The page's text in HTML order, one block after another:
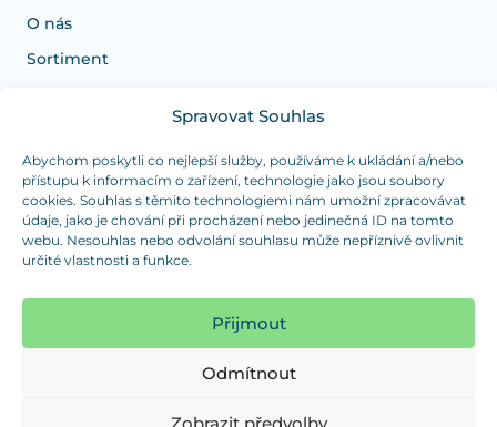
Spravovat Souhlas
Abychom poskytli co nejlepší služby, používáme k ukládání a/nebo
přístupu k informacím o zařízení, technologie jako jsou soubory
cookies. Souhlas s těmito technologiemi nám umožní zpracovávat
údaje, jako je chování při procházení nebo jedinečná ID na tomto
webu. Nesouhlas nebo odvolání souhlasu může nepříznivě ovlivnit
určité vlastnosti a funkce.
Přijmout
Odmítnout
Zobrazit předvolby
O nás
Sortiment
Potřebujete poradit s výběrem?
Jsme tu pro vás Pondělí-Čtvrtek od: 7:30 - 15:30 hodin
a Pátek od 7:30 - 14:30 hodin
info@dualpraha.cz +420 725 802 767
(platba pouze v hotovosti)
Jsme tu pro vás Pondělí-Čtvrtek od: 7:30 - 15:30 hodin
a Pátek od 7:30 - 14:30 hodin